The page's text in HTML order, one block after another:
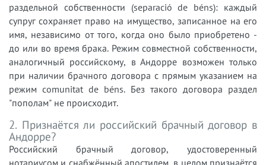
раздельной собственности (separació de béns): каждый
супруг сохраняет право на имущество, записанное на его
имя, независимо от того, когда оно было приобретено -
до или во время брака. Режим совместной собственности,
аналогичный российскому, в Андорре возможен только
при наличии брачного договора с прямым указанием на
режим comunitat de béns. Без такого договора раздел
"пополам" не происходит.
2. Признаётся ли российский брачный договор в
Андорре?
Российский брачный договор, удостоверенный
нотариусом и снабжённый апостилем, в целом признаётся